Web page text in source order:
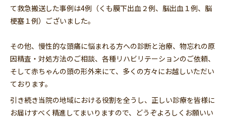
て救急搬送した事例は4例（くも膜下出血２例、脳出血１例、脳
梗塞１例）ございました。
その他、慢性的な頭痛に悩まれる方への診断と治療、物忘れの原
因精査・対処方法のご相談、各種リハビリテーションのご依頼、
そして赤ちゃんの頭の形外来にて、多くの方々にお越しいただい
ております。
引き続き当院の地域における役割を全うし、正しい診療を皆様に
お届けすべく精進してまいりますので、どうぞよろしくお願いい